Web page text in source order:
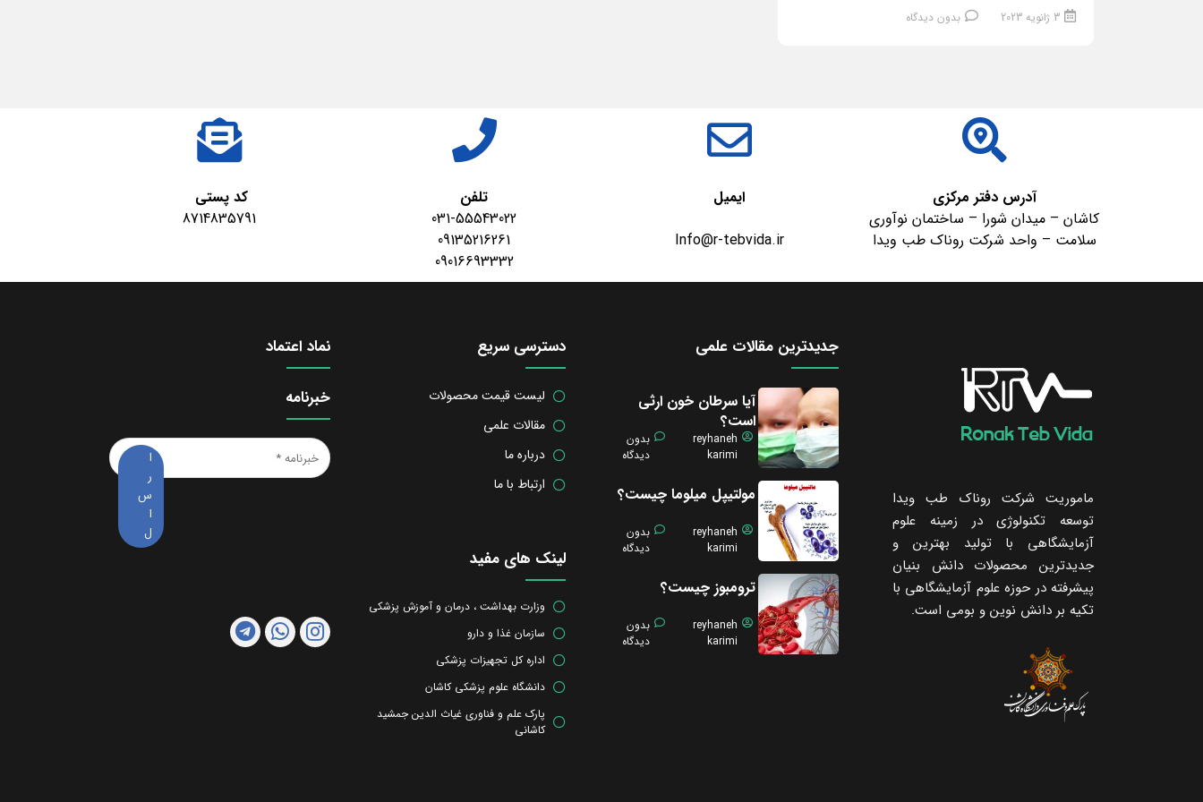
3 ژانویه 2023 بدون دیدگاه
آدرس دفتر مرکزی
کاشان – میدان شورا – ساختمان نوآوری
سلامت – واحد شرکت روناک طب ویدا
ایمیل
Info@r-tebvida.ir
تلفن
031-55543022
09135216261
09016693332
کد پستی
8714835791
ماموریت شرکت روناک طب ویدا
توسعه تکنولوژی در زمینه علوم
آزمایشگاهی با تولید بهترین و
جدیدترین محصولات دانش بنیان
پیشرفته در حوزه علوم آزمایشگاهی با
تکیه ‌بر دانش نوین و بومی است.
جدیدترین مقالات علمی
آیا سرطان خون ارثی
است؟
reyhaneh
karimi
بدون
دیدگاه
مولتیپل میلوما چیست؟
reyhaneh
karimi
بدون
دیدگاه
ترومبوز چیست؟
reyhaneh
karimi
بدون
دیدگاه
دسترسی سریع
لیست قیمت محصولات
مقالات علمی
درباره ما
ارتباط با ما
لینک های مفید
وزارت بهداشت ، درمان و آموزش پزشکی
سازمان غذا و دارو
اداره کل تجهیزات پزشکی
دانشگاه علوم پزشکی کاشان
پارک علم و فناوری غیاث الدین جمشید
کاشانی
نماد اعتماد
خبرنامه
خبرنامه
*